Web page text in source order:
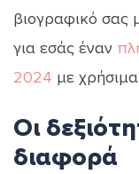
βιογραφικό σας
για εσάς έναν
2024 με
Οι
διαφορά